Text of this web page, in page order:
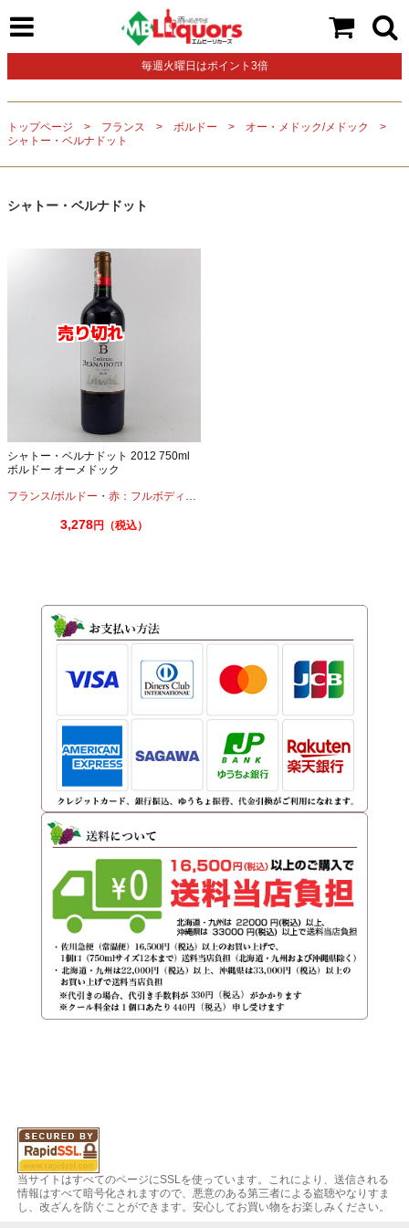
毎週火曜日はポイント3倍
トップページ フランス ボルドー
オー・メドック/メドック
シャトー・ベルナドット
シャトー・ベルナドット
シャトー・ベルナドット 2012 750ml
ボルドー オーメドック
フランス/ボルドー ・ 赤：フルボディ ・
3,278円（税込）
当サイトはすべてのページにSSLを使っています。これにより、送信される
情報はすべて暗号化されますので、悪意のある第三者による盗聴やなりすま
し、改ざんを防ぐことができます。安心してお買い物をお楽しみください。